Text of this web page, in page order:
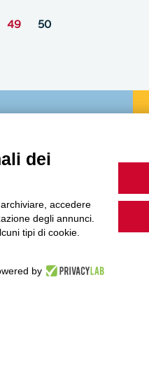
49 50
dei
accedere
degli annunci.
tipi di cookie.
by